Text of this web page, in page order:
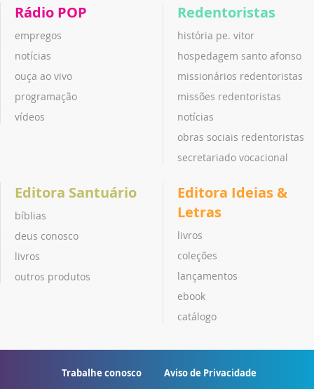
Rádio POP
empregos
notícias
ouça ao vivo
programação
vídeos
Redentoristas
história pe. vitor
hospedagem santo afonso
missionários redentoristas
missões redentoristas
notícias
obras sociais redentoristas
secretariado vocacional
Editora Santuário
bíblias
deus conosco
livros
outros produtos
Editora Ideias &
Letras
livros
coleções
lançamentos
ebook
catálogo
Trabalhe conosco Aviso de Privacidade